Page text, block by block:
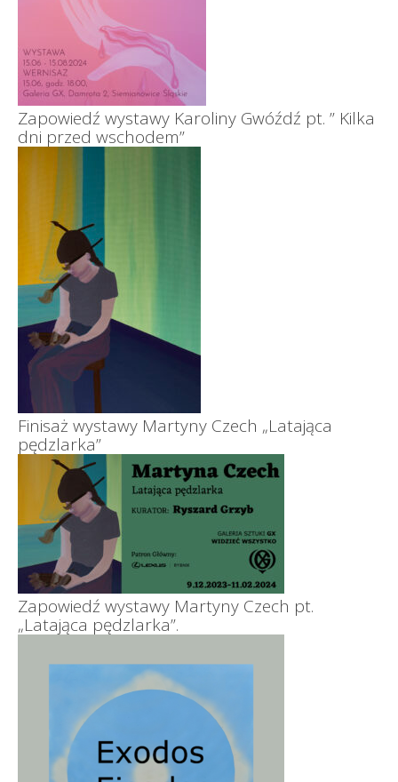
Zapowiedź wystawy Karoliny Gwóźdź pt. ” Kilka
dni przed wschodem”
Finisaż wystawy Martyny Czech „Latająca
pędzlarka”
Zapowiedź wystawy Martyny Czech pt.
„Latająca pędzlarka”.